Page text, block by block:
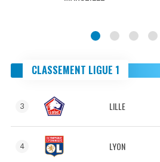
CLASSEMENT LIGUE 1
3 LILLE
4 LYON